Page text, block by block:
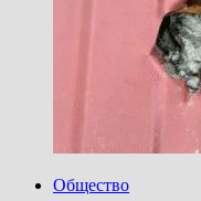
Общество